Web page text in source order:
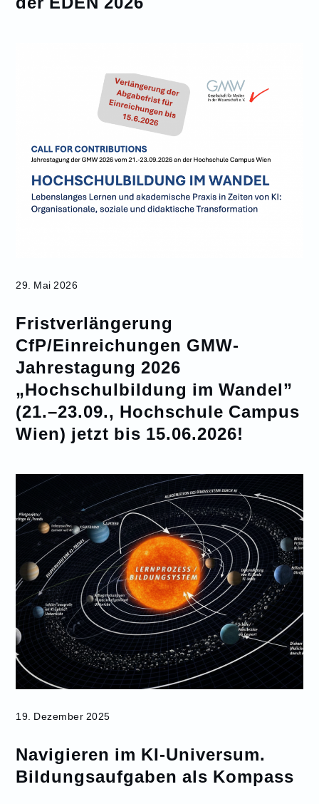
29. Mai 2026
Fristverlängerung
CfP/Einreichungen GMW-
Jahrestagung 2026
„Hochschulbildung im Wandel”
(21.–23.09., Hochschule Campus
Wien) jetzt bis 15.06.2026!
19. Dezember 2025
Navigieren im KI-Universum.
Bildungsaufgaben als Kompass